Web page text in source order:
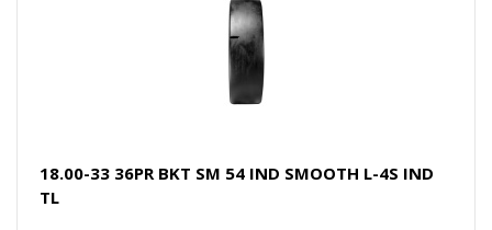
18.00-33 36PR BKT SM 54 IND SMOOTH L-4S IND
TL